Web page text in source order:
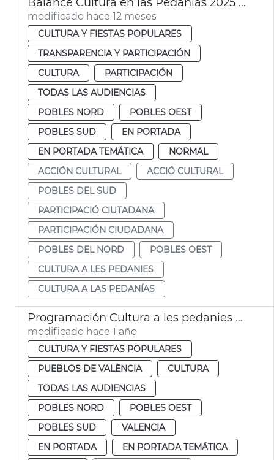
modificado hace 12 meses
CULTURA Y FIESTAS POPULARES
TRANSPARENCIA Y PARTICIPACIÓN
CULTURA
PARTICIPACIÓN
TODAS LAS AUDIENCIAS
POBLES NORD
POBLES OEST
POBLES SUD
EN PORTADA
EN PORTADA TEMÁTICA
NORMAL
ACCIÓN CULTURAL
ACCIÓ CULTURAL
POBLES DEL SUD
PARTICIPACIÓ CIUTADANA
PARTICIPACIÓN CIUDADANA
POBLES DEL NORD
POBLES OEST
CULTURA A LES PEDANIES
CULTURA A LAS PEDANÍAS
Programación Cultura a les pedanies València
modificado hace 1 año
CULTURA Y FIESTAS POPULARES
PUEBLOS DE VALÈNCIA
CULTURA
TODAS LAS AUDIENCIAS
POBLES NORD
POBLES OEST
POBLES SUD
VALENCIA
EN PORTADA
EN PORTADA TEMÁTICA